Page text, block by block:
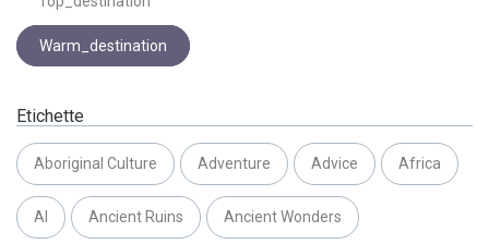
Warm_destination
Etichette
Aboriginal Culture Adventure Advice Africa
AI Ancient Ruins Ancient Wonders